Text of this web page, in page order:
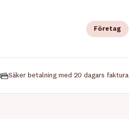
Företag
Säker betalning med 20 dagars faktura